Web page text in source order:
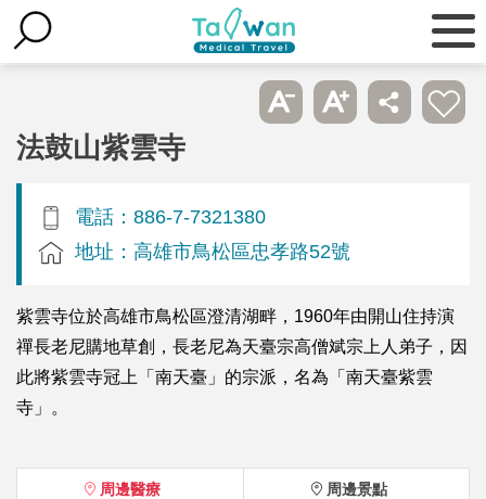
法鼓山紫雲寺
電話：886-7-7321380
地址：高雄市鳥松區忠孝路52號
紫雲寺位於高雄市鳥松區澄清湖畔，1960年由開山住持演
禪長老尼購地草創，長老尼為天臺宗高僧斌宗上人弟子，因
此將紫雲寺冠上「南天臺」的宗派，名為「南天臺紫雲
寺」。
周邊醫療 周邊景點